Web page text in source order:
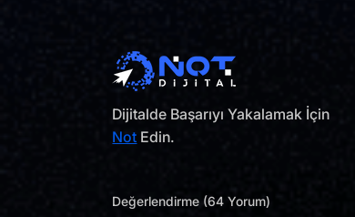
Dijitalde Başarıyı Yakalamak İçin
Not Edin.
Değerlendirme (64 Yorum)